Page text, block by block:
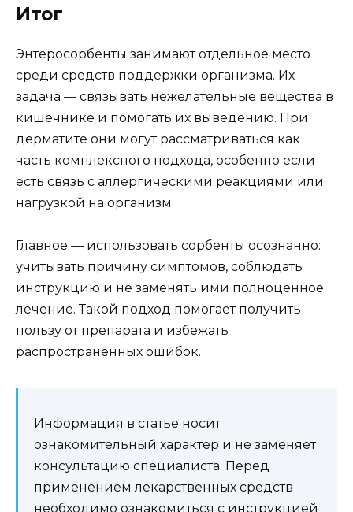
Итог
Энтеросорбенты занимают отдельное место
среди средств поддержки организма. Их
задача — связывать нежелательные вещества в
кишечнике и помогать их выведению. При
дерматите они могут рассматриваться как
часть комплексного подхода, особенно если
есть связь с аллергическими реакциями или
нагрузкой на организм.
Главное — использовать сорбенты осознанно:
учитывать причину симптомов, соблюдать
инструкцию и не заменять ими полноценное
лечение. Такой подход помогает получить
пользу от препарата и избежать
распространённых ошибок.
Информация в статье носит
ознакомительный характер и не заменяет
консультацию специалиста. Перед
применением лекарственных средств
необходимо ознакомиться с инструкцией